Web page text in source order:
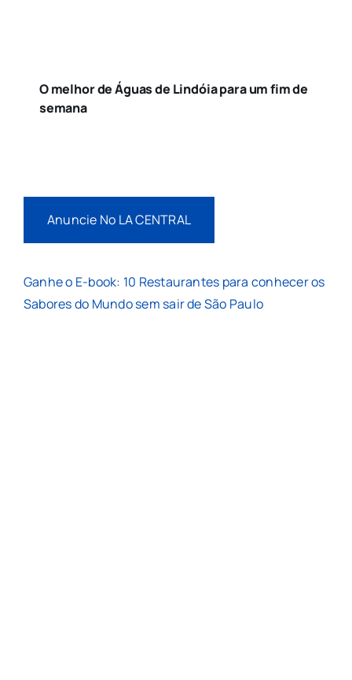
O melhor de Águas de Lindóia para um fim de
semana
Anuncie No LA CENTRAL
Ganhe o E-book: 10 Restaurantes para conhecer os
Sabores do Mundo sem sair de São Paulo